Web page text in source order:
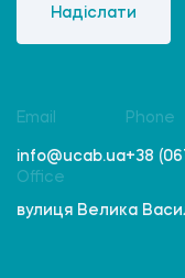
Надіслати
Email
info@ucab.ua
Phone
+38
Office
вулиця Велика